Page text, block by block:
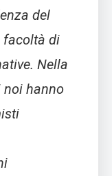
del
facoltà di
Nella
noi hanno